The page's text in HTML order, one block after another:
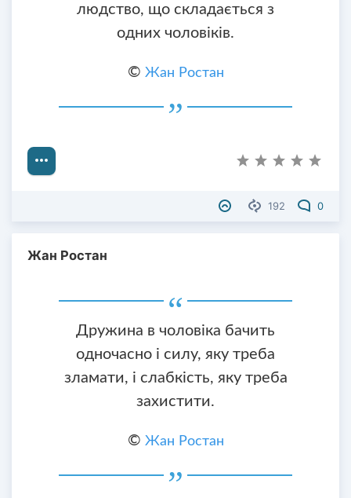
людство, що складається з
одних чоловіків.
© Жан Ростан
192 0
Жан Ростан
Дружина в чоловіка бачить
одночасно і силу, яку треба
зламати, і слабкість, яку треба
захистити.
© Жан Ростан